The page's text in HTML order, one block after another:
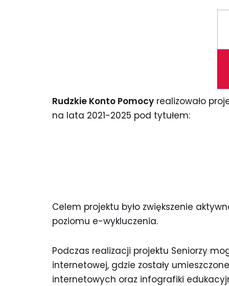
Rudzkie Konto Pomocy realizowało
na lata 2021-2025 pod tytułem:
Celem projektu było zwiększenie
poziomu e-wykluczenia.
Podczas realizacji projektu Seniorzy
internetowej, gdzie zostały
internetowych oraz infografiki